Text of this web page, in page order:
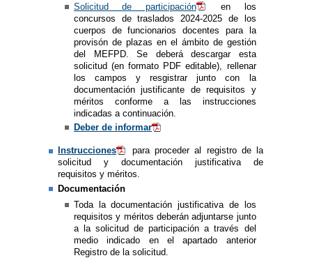
Solicitud de participación
en los
concursos de traslados 2024-2025 de los
cuerpos de funcionarios docentes para la
provisón de plazas en el ámbito de gestión
del MEFPD. Se deberá descargar esta
solicitud (en formato PDF editable), rellenar
los campos y resgistrar junto con la
documentación justificante de requisitos y
méritos conforme a las instrucciones
indicadas a continuación.
Deber de informar
Instrucciones
para proceder al registro de la
solicitud y documentación justificativa de
requisitos y méritos.
Documentación
​Toda la documentación justificativa de los
requisitos y méritos deberán adjuntarse junto
a la solicitud de participación a través del
medio indicado en el apartado anterior
Registro de la solicitud.